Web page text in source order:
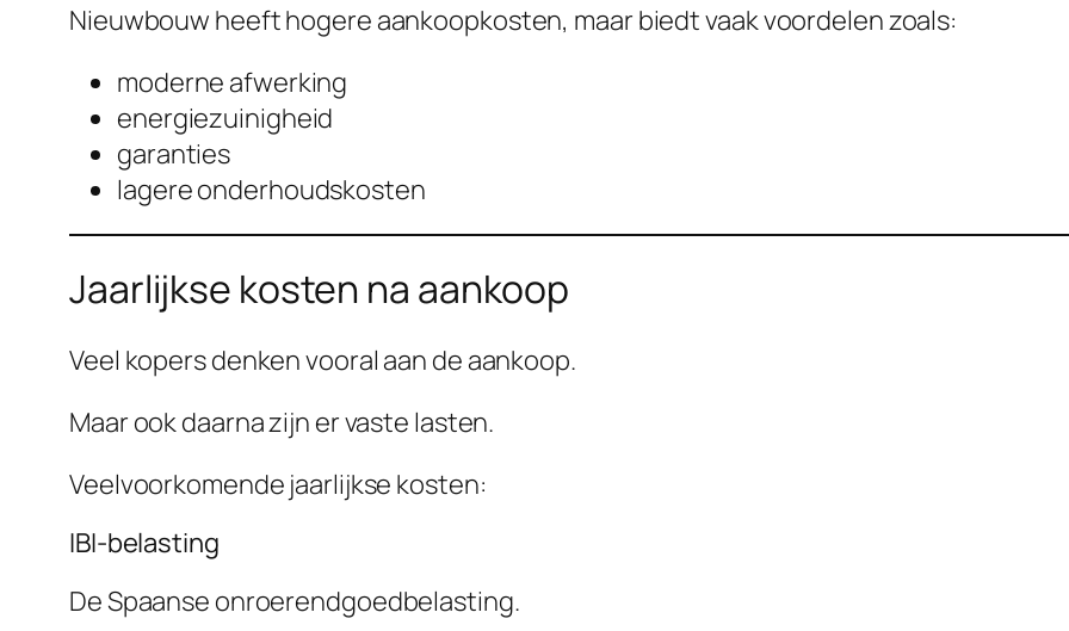
Nieuwbouw heeft hogere aankoopkosten, maar biedt vaak voordelen zoals:
moderne afwerking
energiezuinigheid
garanties
lagere onderhoudskosten
Jaarlijkse kosten na aankoop
Veel kopers denken vooral aan de aankoop.
Maar ook daarna zijn er vaste lasten.
Veelvoorkomende jaarlijkse kosten:
IBI-belasting
De Spaanse onroerendgoedbelasting.